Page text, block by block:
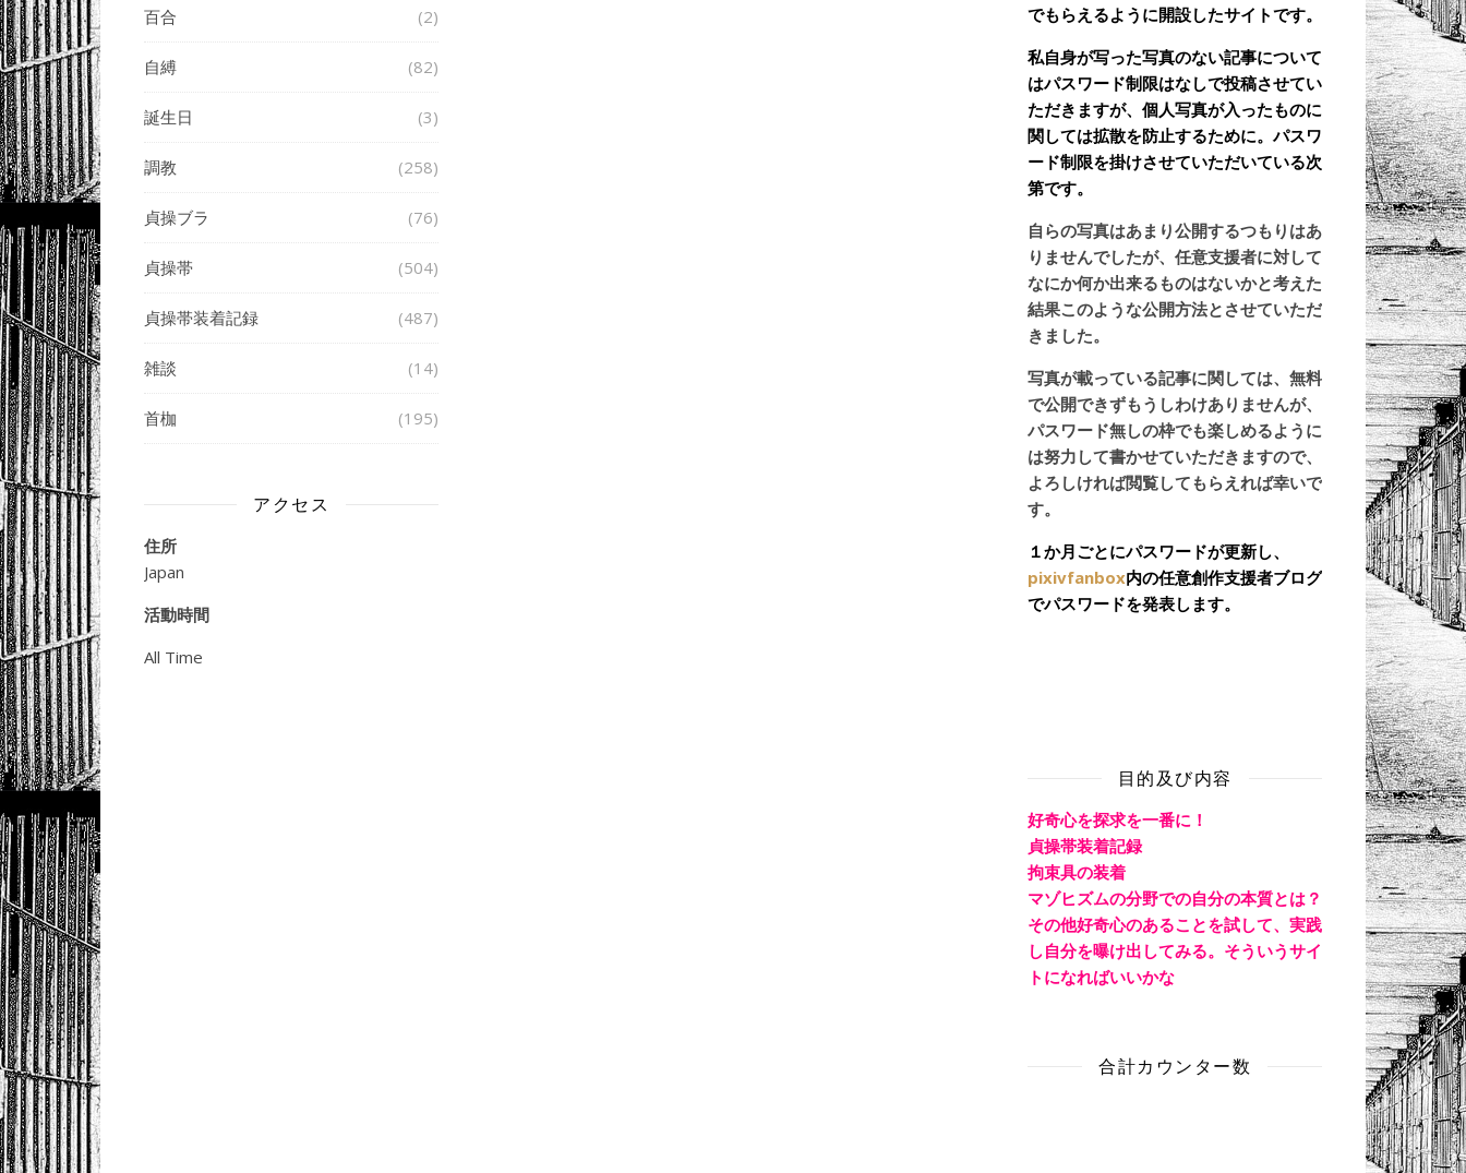
百合 (2)
自縛 (82)
誕生日 (3)
調教 (258)
貞操ブラ (76)
貞操帯 (504)
貞操帯装着記録 (487)
雑談 (14)
首枷 (195)
アクセス
住所
Japan
活動時間
All Time
でもらえるように開設したサイトです。
私自身が写った写真のない記事について
はパスワード制限はなしで投稿させてい
ただきますが、個人写真が入ったものに
関しては拡散を防止するために。パスワ
ード制限を掛けさせていただいている次
第です。
自らの写真はあまり公開するつもりはあ
りませんでしたが、任意支援者に対して
なにか何か出来るものはないかと考えた
結果このような公開方法とさせていただ
きました。
写真が載っている記事に関しては、無料
で公開できずもうしわけありませんが、
パスワード無しの枠でも楽しめるように
は努力して書かせていただきますので、
よろしければ閲覧してもらえれば幸いで
す。
１か月ごとにパスワードが更新し、
pixivfanbox内の任意創作支援者ブログ
でパスワードを発表します。
目的及び内容
好奇心を探求を一番に！
貞操帯装着記録
拘束具の装着
マゾヒズムの分野での自分の本質とは？
その他好奇心のあることを試して、実践
し自分を曝け出してみる。そういうサイ
トになればいいかな
合計カウンター数